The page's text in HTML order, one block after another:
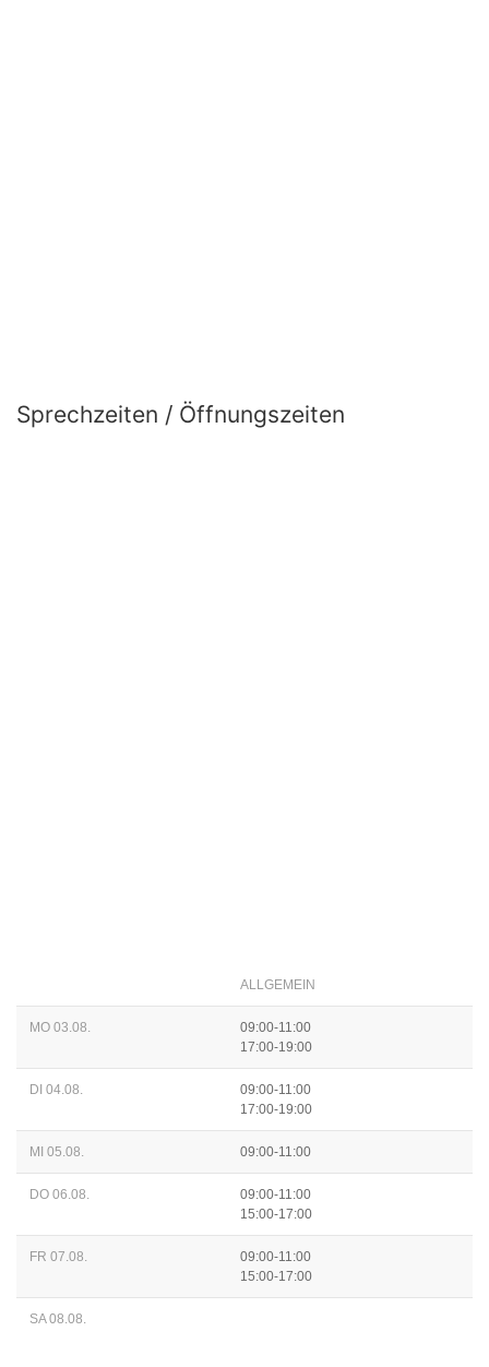
Sprechzeiten / Öffnungszeiten
ALLGEMEIN
MO 03.08.
09:00-11:00
17:00-19:00
DI 04.08.
09:00-11:00
17:00-19:00
MI 05.08. 09:00-11:00
DO 06.08.
09:00-11:00
15:00-17:00
FR 07.08.
09:00-11:00
15:00-17:00
SA 08.08.